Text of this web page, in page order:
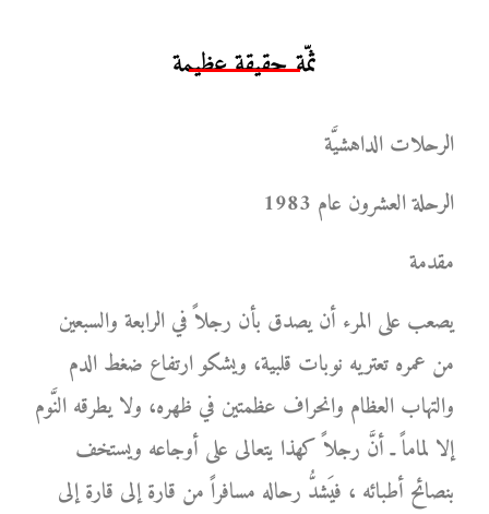
ثمّة حقيقة عظيمة
الرحلات الداهشيَّة
الرحلة العشرون عام 1983
مقدمة
يصعب على المرء أن يصدق بأن رجلاً في الرابعة والسبعين
من عمره تعتريه نوبات قلبية، ويشكو ارتفاع ضغط الدم
والتهاب العظام وانحراف عظمتين في ظهره، ولا يطرقه النَّوم
إلا لماماً ـ أنَّ رجلاً كهذا يتعالى على أوجاعه ويستخف
بنصائح أطبائه ، فيَشدُّ رحاله مسافراً من قارة إلى قارة إلى